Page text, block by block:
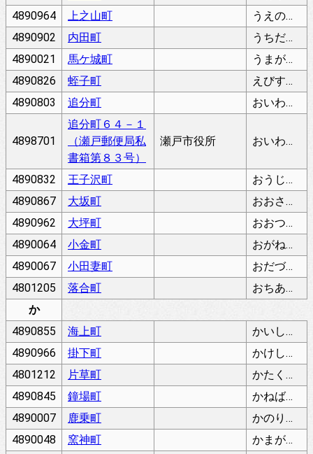
4890964
上之山町
うえのやまちょう
4890902
内田町
うちだちょう
4890021
馬ケ城町
うまがじょうちょう
4890826
蛭子町
えびすちょう
4890803
追分町 おいわけちょう
4898701
追分町６４－１
（瀬戸郵便局私
書箱第８３号）
瀬戸市役所 おいわけちょう
4890832 王子沢町
おうじのさわちょう
4890867
大坂町
おおさかちょう
4890962
大坪町
おおつぼちょう
4890064
小金町
おがねちょう
4890067
小田妻町
おだづまちょう
4801205
落合町
おちあいちょう
か
4890855
海上町
かいしょちょう
4890966
掛下町
かけしたちょう
4801212
片草町
かたくさちょう
4890845
鐘場町
かねばちょう
4890007
鹿乗町
かのりちょう
4890048
窯神町
かまがみちょう